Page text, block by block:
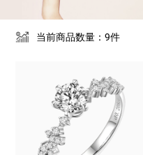
当前商品数量：9件